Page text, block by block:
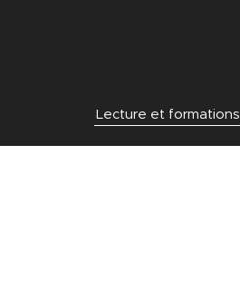
Lecture et formations